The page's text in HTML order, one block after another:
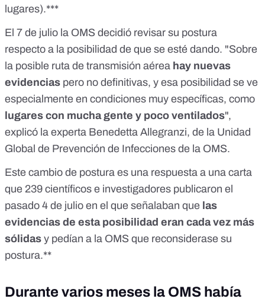
lugares).***
El 7 de julio la OMS decidió revisar su postura
respecto a la posibilidad de que se esté dando. "Sobre
la posible ruta de transmisión aérea hay nuevas
evidencias pero no definitivas, y esa posibilidad se ve
especialmente en condiciones muy específicas, como
lugares con mucha gente y poco ventilados",
explicó la experta Benedetta Allegranzi, de la Unidad
Global de Prevención de Infecciones de la OMS.
Este cambio de postura es una respuesta a una carta
que 239 científicos e investigadores publicaron el
pasado 4 de julio en el que señalaban que las
evidencias de esta posibilidad eran cada vez más
sólidas y pedían a la OMS que reconsiderase su
postura.**
Durante varios meses la OMS había